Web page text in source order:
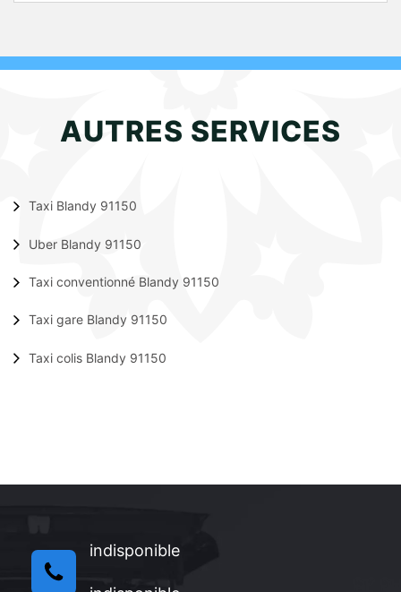
AUTRES SERVICES
Taxi Blandy 91150
Uber Blandy 91150
Taxi conventionné Blandy 91150
Taxi gare Blandy 91150
Taxi colis Blandy 91150
indisponible